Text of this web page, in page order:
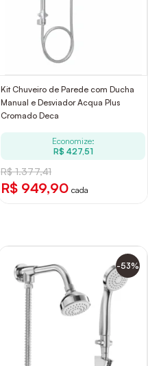
Kit Chuveiro de Parede com Ducha
Manual e Desviador Acqua Plus
Cromado Deca
Economize:
R$ 427,51
R$ 1.377,41
R$ 949,90 cada
-53%